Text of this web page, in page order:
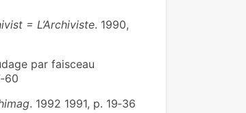
= L’Archiviste. 1990,
par faisceau
. 1992 1991, p. 19‑36